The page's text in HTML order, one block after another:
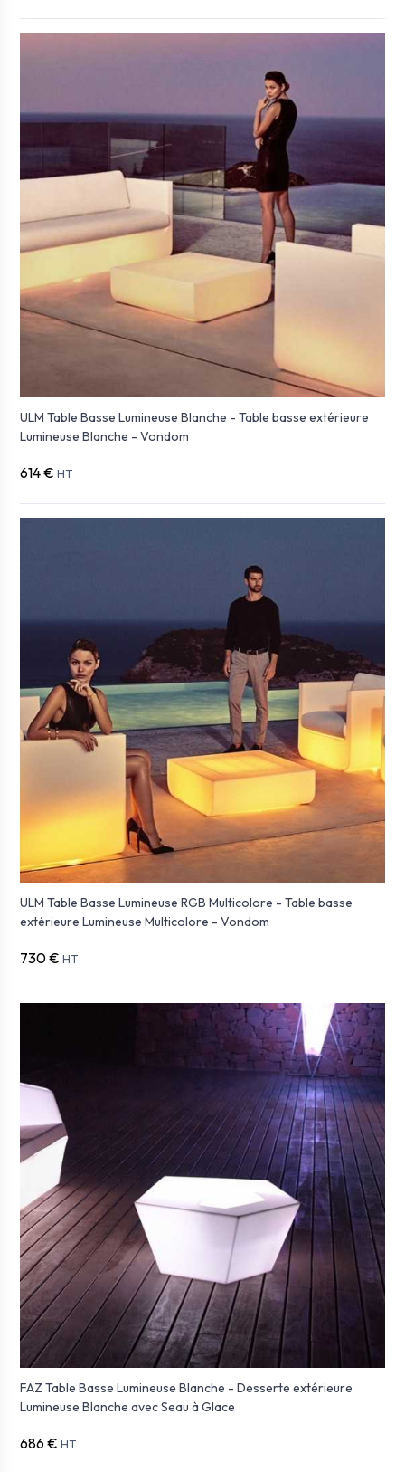
ULM Table Basse Lumineuse Blanche - Table basse extérieure
Lumineuse Blanche - Vondom
614 € HT
ULM Table Basse Lumineuse RGB Multicolore - Table basse
extérieure Lumineuse Multicolore - Vondom
730 € HT
FAZ Table Basse Lumineuse Blanche - Desserte extérieure
Lumineuse Blanche avec Seau à Glace
686 € HT